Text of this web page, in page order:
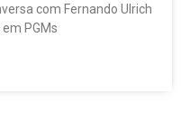
com Fernando Ulrich
PGMs